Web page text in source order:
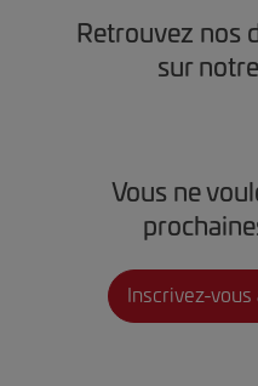
Retrouvez nos
sur
Vous ne
Inscrivez-